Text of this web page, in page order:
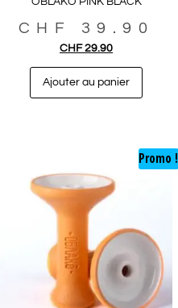
CHF 39.90
CHF29.90
Ajouter au panier
Promo !